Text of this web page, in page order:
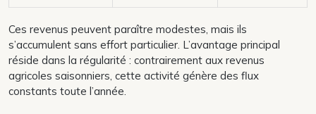
Ces revenus peuvent paraître modestes, mais ils
s’accumulent sans effort particulier. L’avantage principal
réside dans la régularité : contrairement aux revenus
agricoles saisonniers, cette activité génère des flux
constants toute l’année.